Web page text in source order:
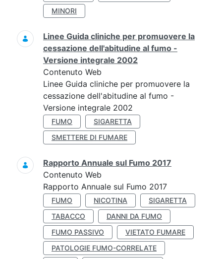
MINORI
Linee Guida cliniche per promuovere la
cessazione dell'abitudine al fumo -
Versione integrale 2002
Contenuto Web
Linee Guida cliniche per promuovere la
cessazione dell'abitudine al fumo -
Versione integrale 2002
FUMO
SIGARETTA
SMETTERE DI FUMARE
Rapporto Annuale sul Fumo 2017
Contenuto Web
Rapporto Annuale sul Fumo 2017
FUMO NICOTINA
SIGARETTA
TABACCO
DANNI DA FUMO
FUMO PASSIVO
VIETATO FUMARE
PATOLOGIE FUMO-CORRELATE